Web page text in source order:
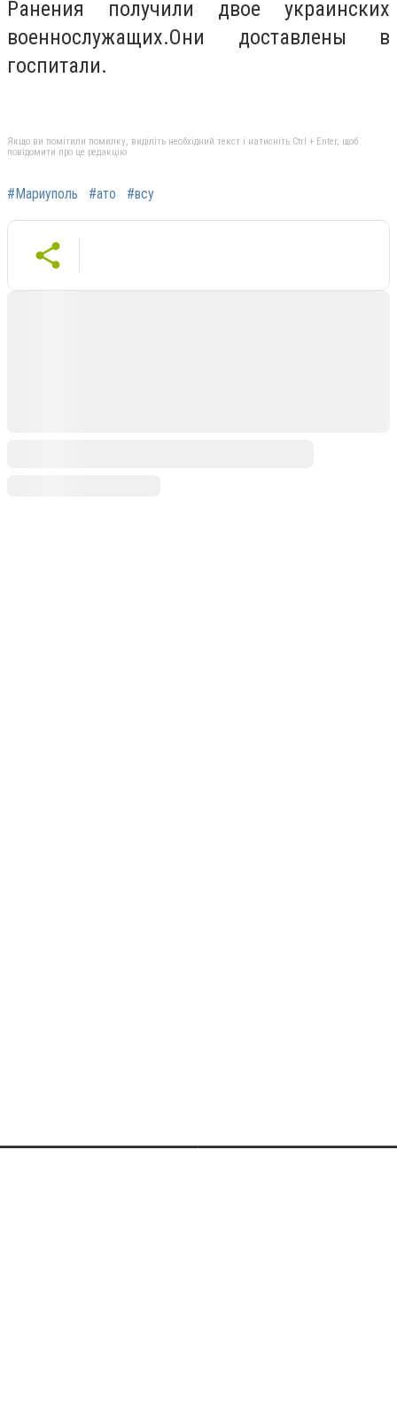
Ранения получили двое украинских
военнослужащих.Они доставлены в
госпитали.
Якщо ви помітили помилку, виділіть необхідний текст і натисніть Ctrl + Enter, щоб
повідомити про це редакцію
#Мариуполь #ато #всу